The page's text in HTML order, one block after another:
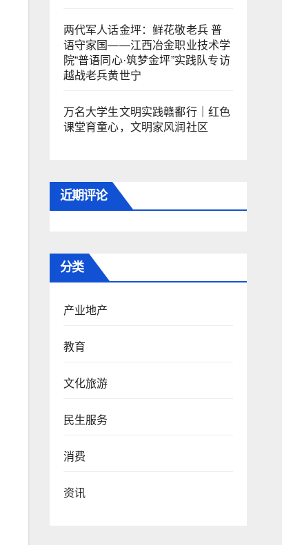
两代军人话金坪：鲜花敬老兵 普
语守家国——江西冶金职业技术学
院“普语同心·筑梦金坪”实践队专访
越战老兵黄世宁
万名大学生文明实践赣鄱行｜红色
课堂育童心，文明家风润社区
近期评论
分类
产业地产
教育
文化旅游
民生服务
消费
资讯